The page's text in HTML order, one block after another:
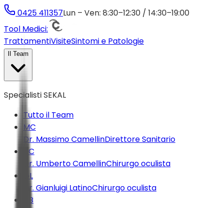
0425 411357Lun – Ven: 8:30–12:30 / 14:30–19:00
Tool Medici:
TrattamentiVisiteSintomi e Patologie
Il Team
Specialisti SEKAL
Tutto il Team
MC
Dr. Massimo CamellinDirettore Sanitario
UC
Dr. Umberto CamellinChirurgo oculista
GL
Dr. Gianluigi LatinoChirurgo oculista
AB